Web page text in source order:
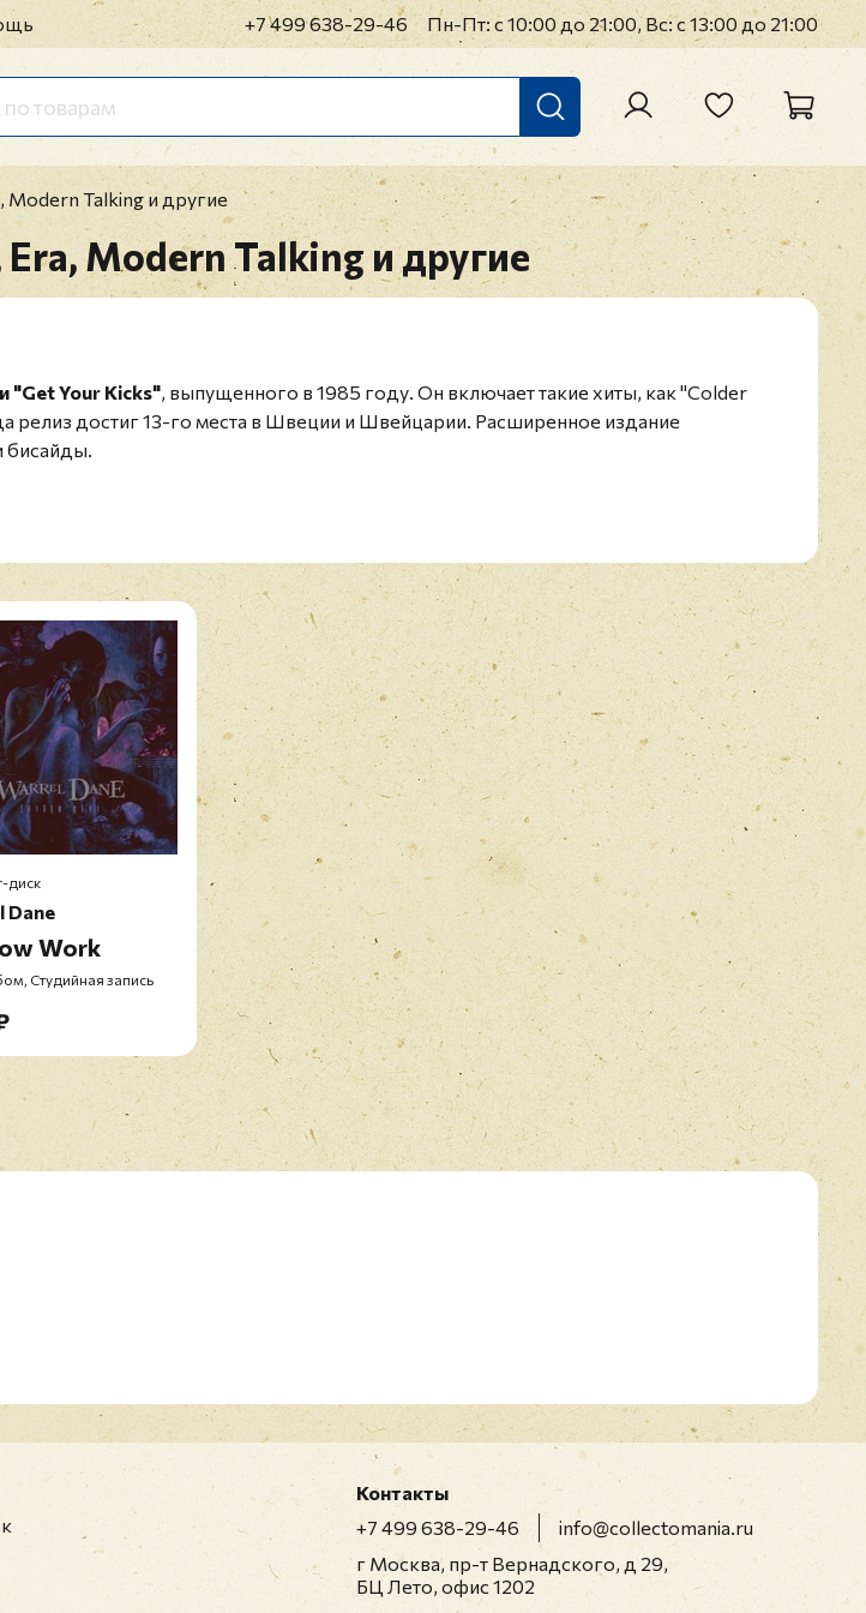
+7 499 638-29-46 Пн-Пт: с 10:00 до 21:00, Вс: с 13:00 до 21:00
Modern Talking и другие
Modern Talking и другие
"Get Your Kicks", выпущенного в 1985 году. Он включает такие хиты, как "Colder
релиз достиг 13-го места в Швеции и Швейцарии. Расширенное издание
бисайды.
диск
Dane
Work
Студийная запись
Контакты
+7 499 638-29-46
info@collectomania.ru
г Москва, пр-т Вернадского, д 29,
БЦ Лето, офис 1202